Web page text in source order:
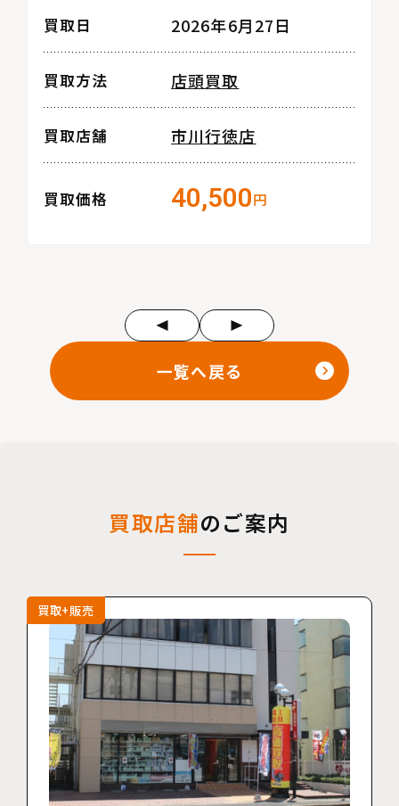
買取日 2026年6月27日
買取方法 店頭買取
買取店舗 市川行徳店
買取価格 40,500円
一覧へ戻る
買取店舗のご案内
買取+販売